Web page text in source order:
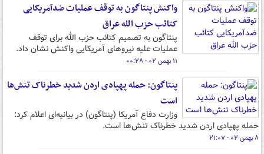
واکنش پنتاگون به توقف عملیات ضدآمریکایی
کتائب حزب الله عراق
پنتاگون به تصمیم کتائب حزب الله برای توقف
عملیات علیه نیروهای آمریکایی واکنش نشان داد.
۱۱ بهمن ۰۲ - ۰۰:۲۸
پنتاگون: حمله پهپادی اردن شدید خطرناک تنش‌ها
است
وزارت دفاع آمریکا (پنتاگون) در بیانیه‌ای اعلام کرد:
حمله پهپادی اردن شدید خطرناک تنش‌ها است.
۸ بهمن ۰۲ - ۲۱:۰۷